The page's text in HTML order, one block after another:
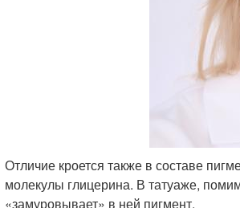
Отличие кроется также в составе
молекулы глицерина. В татуаже,
«замуровывает» в ней пигмент.